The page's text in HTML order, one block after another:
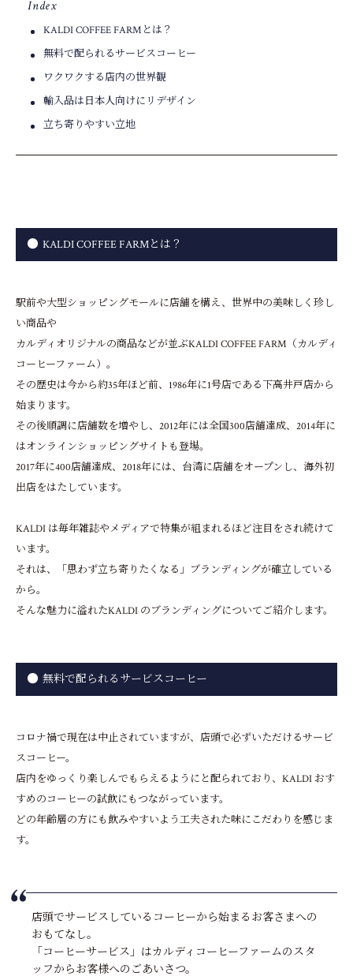
KALDI COFFEE FARMとは？
無料で配られるサービスコーヒー
ワクワクする店内の世界観
輸入品は日本人向けにリデザイン
立ち寄りやすい立地
KALDI COFFEE FARMとは？
駅前や大型ショッピングモールに店舗を構え、世界中の美味しく珍し
い商品や
カルディオリジナルの商品などが並ぶKALDI COFFEE FARM（カルディ
コーヒーファーム）。
その歴史は今から約35年ほど前、1986年に1号店である下高井戸店から
始まります。
その後順調に店舗数を増やし、2012年には全国300店舗達成、2014年に
はオンラインショッピングサイトも登場。
2017年に400店舗達成、2018年には、台湾に店舗をオープンし、海外初
出店をはたしています。
KALDI は毎年雑誌やメディアで特集が組まれるほど注目をされ続けて
います。
それは、「思わず立ち寄りたくなる」ブランディングが確立している
から。
そんな魅力に溢れたKALDI のブランディングについてご紹介します。
無料で配られるサービスコーヒー
コロナ禍で現在は中止されていますが、店頭で必ずいただけるサービ
スコーヒー。
店内をゆっくり楽しんでもらえるようにと配られており、KALDI おす
すめのコーヒーの試飲にもつながっています。
どの年齢層の方にも飲みやすいよう工夫された味にこだわりを感じま
す。
店頭でサービスしているコーヒーから始まるお客さまへの
おもてなし。
「コーヒーサービス」はカルディコーヒーファームのスタ
ッフからお客様へのごあいさつ。